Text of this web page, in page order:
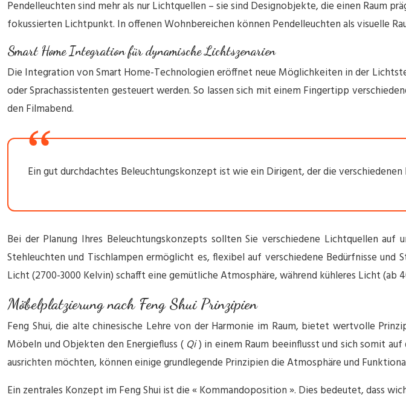
Pendelleuchten sind mehr als nur Lichtquellen – sie sind Designobjekte, die einen Raum
fokussierten Lichtpunkt. In offenen Wohnbereichen können Pendelleuchten als visuelle
Smart Home Integration für dynamische Lichtszenarien
Die Integration von Smart Home-Technologien eröffnet neue Möglichkeiten in der
oder Sprachassistenten gesteuert werden. So lassen sich mit einem Fingertipp
den Filmabend.
Ein gut durchdachtes Beleuchtungskonzept ist wie ein Dirigent, der die
Bei der Planung Ihres Beleuchtungskonzepts sollten Sie verschiedene Lichtquellen
Stehleuchten und Tischlampen ermöglicht es, flexibel auf verschiedene Bedürfnisse und
Licht (2700-3000 Kelvin) schafft eine gemütliche Atmosphäre, während kühleres Licht (ab
Möbelplatzierung nach Feng Shui Prinzipien
Feng Shui, die alte chinesische Lehre von der Harmonie im Raum, bietet wertvolle
Möbeln und Objekten den Energiefluss ( Qi) in einem Raum beeinflusst und sich somit
ausrichten möchten, können einige grundlegende Prinzipien die Atmosphäre und
Ein zentrales Konzept im Feng Shui ist die « Kommandoposition ». Dies bedeutet, dass